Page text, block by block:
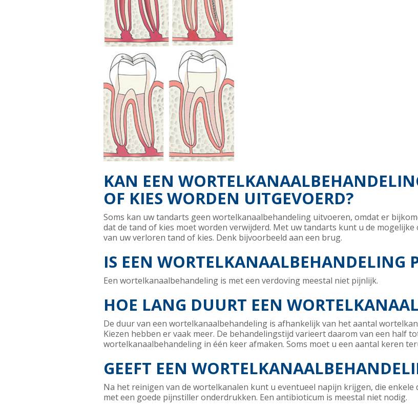
KAN EEN
OF KIES WORDEN UITGEVOERD?
Soms kan uw tandarts geen wortelkanaalbehandeling uitvoeren, omdat er
dat de tand of kies moet worden verwijderd. Met uw tandarts kunt u de
van uw verloren tand of kies. Denk bijvoorbeeld aan een brug.
IS EEN WORTELKANAALBEHANDELING
Een wortelkanaalbehandeling is met een verdoving meestal niet pijnlijk.
HOE LANG DUURT EEN
De duur van een wortelkanaalbehandeling is afhankelijk van het aantal
Kiezen hebben er vaak meer. De behandelingstijd varieert daarom van een half
wortelkanaalbehandeling in één keer afmaken. Soms moet u een aantal keren
GEEFT EEN
Na het reinigen van de wortelkanalen kunt u eventueel napijn krijgen, die enkele
met een goede pijnstiller onderdrukken. Een antibioticum is meestal niet nodig.